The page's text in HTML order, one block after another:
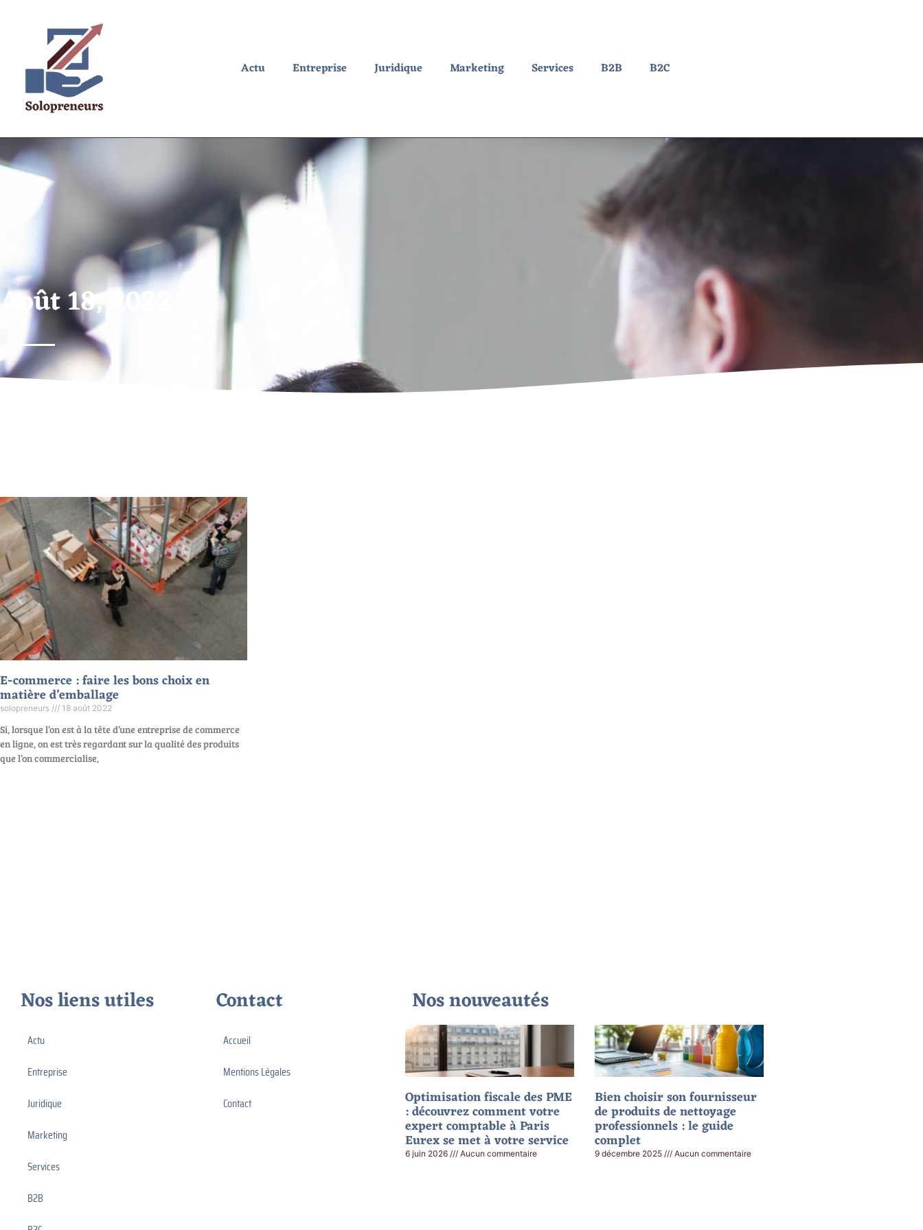
Actu Entreprise Juridique Marketing Services B2B B2C
Août 18, 2022
E-commerce : faire les bons choix en
matière d’emballage
solopreneurs 18 août 2022
Si, lorsque l’on est à la tête d’une entreprise de commerce
en ligne, on est très regardant sur la qualité des produits
que l’on commercialise,
Nos liens utiles
Actu
Entreprise
Juridique
Marketing
Services
B2B
Contact
Accueil
Mentions Légales
Contact
Nos nouveautés
Optimisation fiscale des PME
: découvrez comment votre
expert comptable à Paris
Eurex se met à votre service
6 juin 2026 Aucun commentaire
Bien choisir son fournisseur
de produits de nettoyage
professionnels : le guide
complet
9 décembre 2025 Aucun commentaire